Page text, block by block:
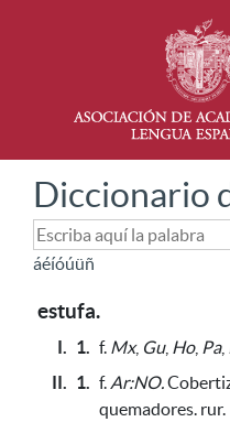
Diccionario
áéíóúüñ
estufa.
I. 1. f. Mx, Gu, Ho, Pa,
II. 1. f. Ar:NO.
quemadores. rur.